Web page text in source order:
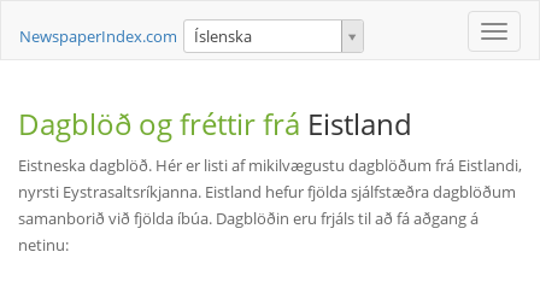
Toggle
NewspaperIndex.com Íslenska
Dagblöð og fréttir frá Eistland
Eistneska dagblöð. Hér er listi af mikilvægustu dagblöðum frá Eistlandi,
nyrsti Eystrasaltsríkjanna. Eistland hefur fjölda sjálfstæðra dagblöðum
samanborið við fjölda íbúa. Dagblöðin eru frjáls til að fá aðgang á
netinu: